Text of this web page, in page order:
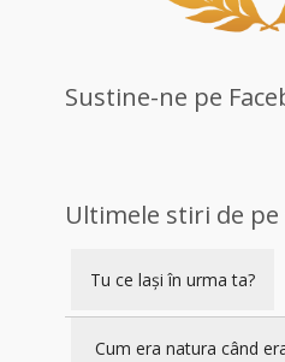
Sustine-ne pe
Ultimele stiri de pe
Tu ce lași în urma ta?
Cum era natura când